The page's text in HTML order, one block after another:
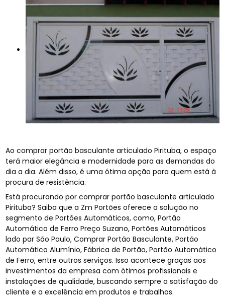
Ao comprar portão basculante articulado Pirituba, o espaço
terá maior elegância e modernidade para as demandas do
dia a dia. Além disso, é uma ótima opção para quem está à
procura de resistência.
Está procurando por comprar portão basculante articulado
Pirituba? Saiba que a Zm Portões oferece a solução no
segmento de Portões Automáticos, como, Portão
Automático de Ferro Preço Suzano, Portões Automáticos
lado par São Paulo, Comprar Portão Basculante, Portão
Automático Alumínio, Fábrica de Portão, Portão Automático
de Ferro, entre outros serviços. Isso acontece graças aos
investimentos da empresa com ótimos profissionais e
instalações de qualidade, buscando sempre a satisfação do
cliente e a excelência em produtos e trabalhos.